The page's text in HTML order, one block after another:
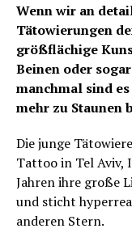
Wenn wir an
Tätowierungen
größflächige
Beinen oder
manchmal sind
mehr zu Staunen
Die junge
Tattoo in Tel Aviv,
Jahren ihre große
und sticht
anderen Stern.